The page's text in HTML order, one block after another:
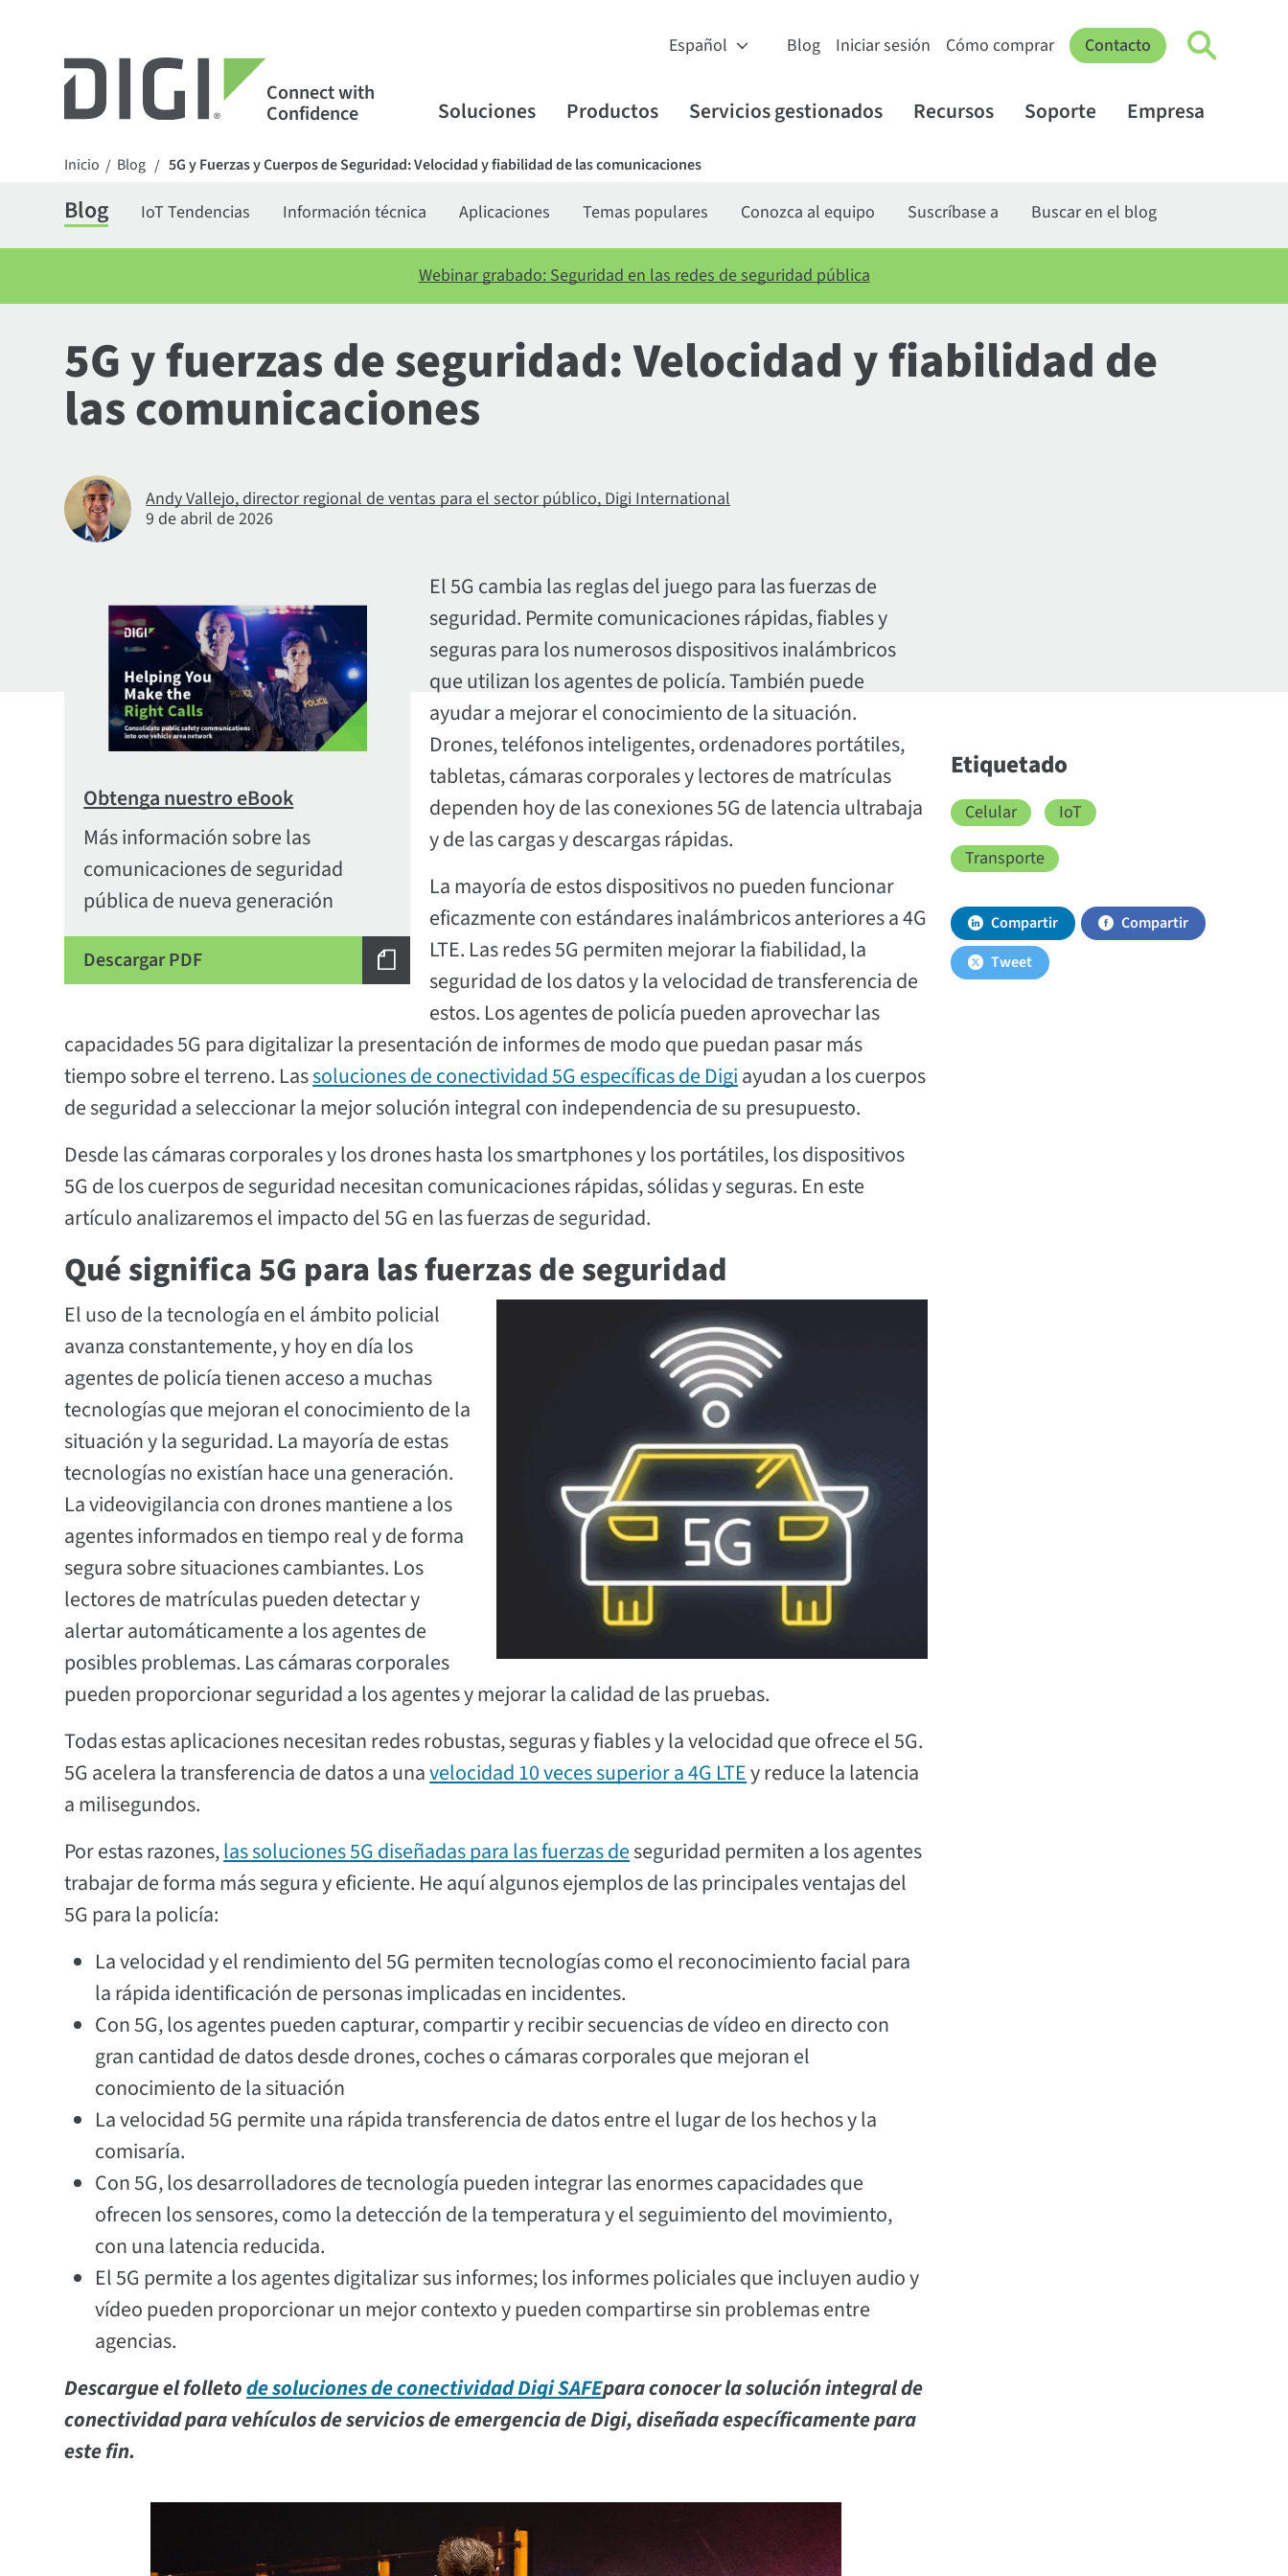
Connect with
Confidence
Blog Iniciar sesión Cómo comprar Contacto
Soluciones Productos Servicios gestionados Recursos Soporte Empresa
Inicio / Blog / 5G y Fuerzas y Cuerpos de Seguridad: Velocidad y fiabilidad de las comunicaciones
Blog IoT Tendencias Información técnica Aplicaciones Temas populares Conozca al equipo Suscríbase a Buscar en el blog
Webinar grabado: Seguridad en las redes de seguridad pública
5G y fuerzas de seguridad: Velocidad y fiabilidad de
las comunicaciones
Andy Vallejo, director regional de ventas para el sector público, Digi International
9 de abril de 2026
Obtenga nuestro eBook
Más información sobre las
comunicaciones de seguridad
pública de nueva generación
Descargar PDF
El 5G cambia las reglas del juego para las fuerzas de
seguridad. Permite comunicaciones rápidas, fiables y
seguras para los numerosos dispositivos inalámbricos
que utilizan los agentes de policía. También puede
ayudar a mejorar el conocimiento de la situación.
Drones, teléfonos inteligentes, ordenadores portátiles,
tabletas, cámaras corporales y lectores de matrículas
dependen hoy de las conexiones 5G de latencia ultrabaja
y de las cargas y descargas rápidas.
La mayoría de estos dispositivos no pueden funcionar
eficazmente con estándares inalámbricos anteriores a 4G
LTE. Las redes 5G permiten mejorar la fiabilidad, la
seguridad de los datos y la velocidad de transferencia de
estos. Los agentes de policía pueden aprovechar las
capacidades 5G para digitalizar la presentación de informes de modo que puedan pasar más
tiempo sobre el terreno. Lassoluciones de conectividad 5G específicas de Digiayudan a los cuerpos
de seguridad a seleccionar la mejor solución integral con independencia de su presupuesto.
Desde las cámaras corporales y los drones hasta los smartphones y los portátiles, los dispositivos
5G de los cuerpos de seguridad necesitan comunicaciones rápidas, sólidas y seguras. En este
artículo analizaremos el impacto del 5G en las fuerzas de seguridad.
Qué significa 5G para las fuerzas de seguridad
El uso de la tecnología en el ámbito policial
avanza constantemente, y hoy en día los
agentes de policía tienen acceso a muchas
tecnologías que mejoran el conocimiento de la
situación y la seguridad. La mayoría de estas
tecnologías no existían hace una generación.
La videovigilancia con drones mantiene a los
agentes informados en tiempo real y de forma
segura sobre situaciones cambiantes. Los
lectores de matrículas pueden detectar y
alertar automáticamente a los agentes de
posibles problemas. Las cámaras corporales
pueden proporcionar seguridad a los agentes y mejorar la calidad de las pruebas.
Todas estas aplicaciones necesitan redes robustas, seguras y fiables y la velocidad que ofrece el 5G.
5G acelera la transferencia de datos a unavelocidad 10 veces superior a 4G LTEy reduce la latencia
a milisegundos.
Por estas razones,las soluciones 5G diseñadas para las fuerzas deseguridad permiten a los agentes
trabajar de forma más segura y eficiente. He aquí algunos ejemplos de las principales ventajas del
5G para la policía:
La velocidad y el rendimiento del 5G permiten tecnologías como el reconocimiento facial para
la rápida identificación de personas implicadas en incidentes.
Con 5G, los agentes pueden capturar, compartir y recibir secuencias de vídeo en directo con
gran cantidad de datos desde drones, coches o cámaras corporales que mejoran el
conocimiento de la situación
La velocidad 5G permite una rápida transferencia de datos entre el lugar de los hechos y la
comisaría.
Con 5G, los desarrolladores de tecnología pueden integrar las enormes capacidades que
ofrecen los sensores, como la detección de la temperatura y el seguimiento del movimiento,
con una latencia reducida.
El 5G permite a los agentes digitalizar sus informes; los informes policiales que incluyen audio y
vídeo pueden proporcionar un mejor contexto y pueden compartirse sin problemas entre
agencias.
Descargue el folletode soluciones de conectividad Digi SAFEpara conocer la solución integral de
conectividad para vehículos de servicios de emergencia de Digi, diseñada específicamente para
este fin.
Etiquetado
Celular
IoT
Transporte
Compartir
Compartir
Tweet